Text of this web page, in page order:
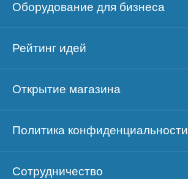
Оборудование для бизнеса
Рейтинг идей
Открытие магазина
Политика конфиденциальности
Сотрудничество